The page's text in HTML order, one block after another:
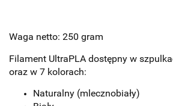
Waga netto: 250 gram
Filament UltraPLA dostępny w
oraz w 7 kolorach:
Naturalny (mlecznobiały)